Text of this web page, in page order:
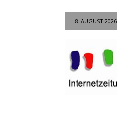
8. AUGUST 2026